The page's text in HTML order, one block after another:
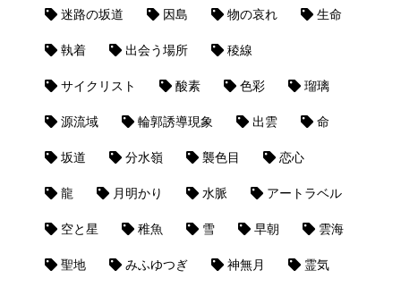
迷路の坂道 因島 物の哀れ 生命
執着 出会う場所 稜線
サイクリスト 酸素 色彩 瑠璃
源流域 輪郭誘導現象 出雲 命
坂道 分水嶺 襲色目 恋心
龍 月明かり 水脈 アートラベル
空と星 稚魚 雪 早朝 雲海
聖地 みふゆつぎ 神無月 霊気